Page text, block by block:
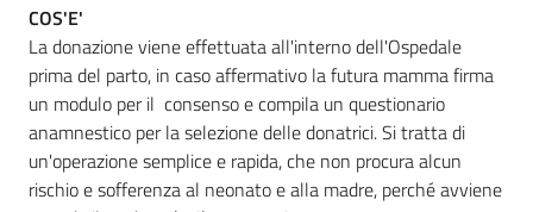
famiglie
Informazioni
locali
COS'E'
La donazione viene effettuata all'interno dell'Ospedale
prima del parto, in caso affermativo la futura mamma firma
un modulo per il consenso e compila un questionario
anamnestico per la selezione delle donatrici. Si tratta di
un'operazione semplice e rapida, che non procura alcun
rischio e sofferenza al neonato e alla madre, perché avviene